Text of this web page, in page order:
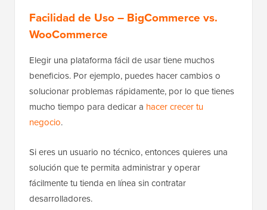
Facilidad de Uso – BigCommerce vs.
WooCommerce
Elegir una plataforma fácil de usar tiene muchos
beneficios. Por ejemplo, puedes hacer cambios o
solucionar problemas rápidamente, por lo que tienes
mucho tiempo para dedicar a hacer crecer tu
negocio.
Si eres un usuario no técnico, entonces quieres una
solución que te permita administrar y operar
fácilmente tu tienda en línea sin contratar
desarrolladores.